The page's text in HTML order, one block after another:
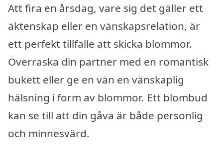
Att fira en årsdag, vare sig det gäller ett
äktenskap eller en vänskapsrelation, är
ett perfekt tillfälle att skicka blommor.
Överraska din partner med en romantisk
bukett eller ge en vän en vänskaplig
hälsning i form av blommor. Ett blombud
kan se till att din gåva är både personlig
och minnesvärd.